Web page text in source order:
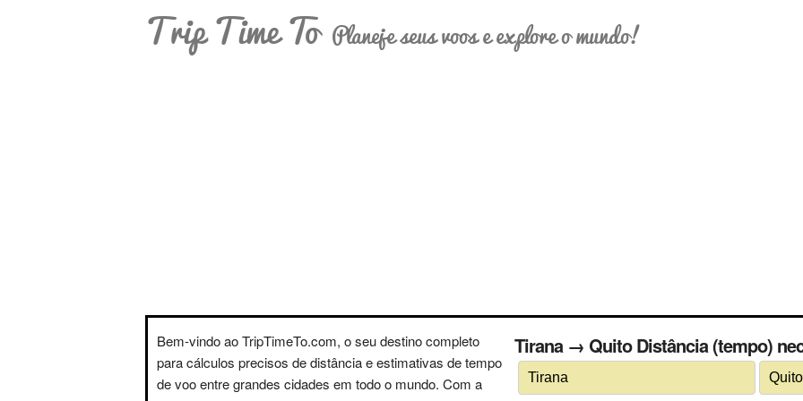
Trip Time To Planeje seus voos e explore o mundo!
Bem-vindo ao TripTimeTo.com, o seu destino completo
para cálculos precisos de distância e estimativas de tempo
de voo entre grandes cidades em todo o mundo. Com a
Tirana → Quito Distância (tempo)